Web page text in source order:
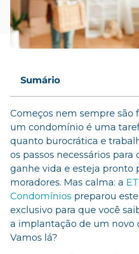
Sumário
Começos nem sempre são
um condomínio é uma
quanto burocrática e
os passos necessários para
ganhe vida e esteja pronto
moradores. Mas calma: a
Condomínios preparou
exclusivo para que você
a implantação de um novo
Vamos lá?